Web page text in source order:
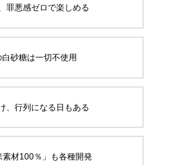
罪悪感ゼロで楽しめる
砂糖は一切不使用
、行列になる日もある
材100％」も各種開発